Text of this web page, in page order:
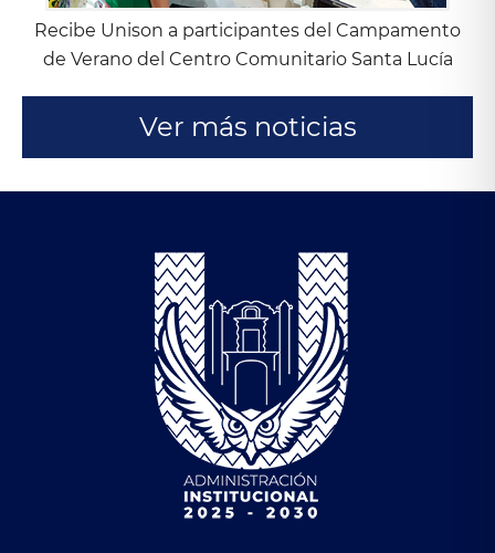
Recibe Unison a participantes del Campamento
de Verano del Centro Comunitario Santa Lucía
Ver más noticias